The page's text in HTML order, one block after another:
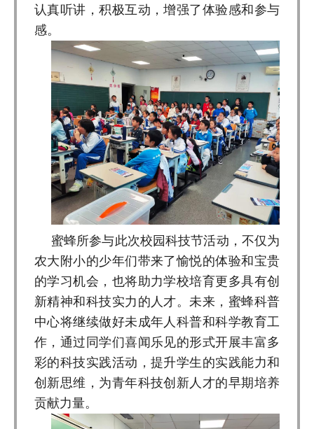
认真听讲，积极互动，增强了体验感和参与
感。
蜜蜂所参与此次校园科技节活动，不仅为
农大附小的少年们带来了愉悦的体验和宝贵
的学习机会，也将助力学校培育更多具有创
新精神和科技实力的人才。未来，蜜蜂科普
中心将继续做好未成年人科普和科学教育工
作，通过同学们喜闻乐见的形式开展丰富多
彩的科技实践活动，提升学生的实践能力和
创新思维，为青年科技创新人才的早期培养
贡献力量。